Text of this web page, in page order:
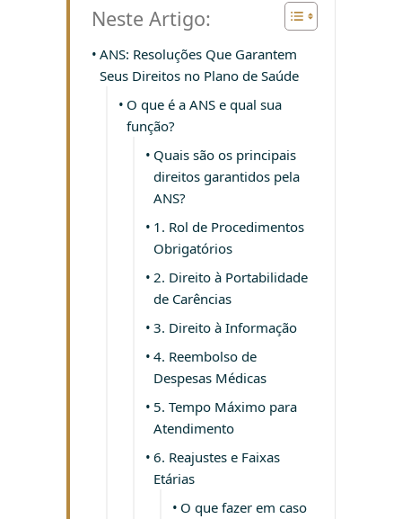
Neste Artigo:
ANS: Resoluções Que Garantem
Seus Direitos no Plano de Saúde
O que é a ANS e qual sua
função?
Quais são os principais
direitos garantidos pela
ANS?
1. Rol de Procedimentos
Obrigatórios
2. Direito à Portabilidade
de Carências
3. Direito à Informação
4. Reembolso de
Despesas Médicas
5. Tempo Máximo para
Atendimento
6. Reajustes e Faixas
Etárias
O que fazer em caso